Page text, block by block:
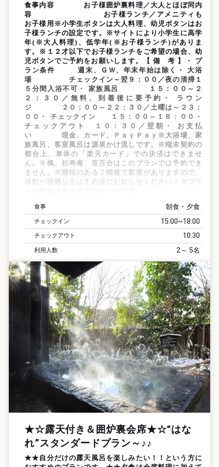
食事内容 お子様囲炉裏料理／大人とほぼ同内
容 お子様ランチ／アメニティも
お子様用※小学生ボタンは大人料理、幼児ボタンはお
子様ランチの設定です。※サイトにより小学生に高学
年(※大人料理)、低学年(※お子様ランチ)がありま
す。※１２才以下でお子様ランチをご希望の場合、幼
児ボタンでご予約をお願いします。【 備 考 】・ プ
ラン条件 週末、ＧＷ、年末年始は除く・ 大浴
場 チェックイン～翌９：００／夜の清掃１
５分間入浴不可・ 家族風呂 １５：００～２
２：３０／無料、到着後に要予約・ ラウン
ジ ２０：００～２２：３０／土曜は～２３：
００・ チェックイン １５：００～１８：００・
チェックアウト １０：３０／翌朝・ お支払
い 現金、カード、ＰａｙＰａｙ※大浴場、家
族風呂、客室風呂は源泉かけ流しです。※端末契約の
都合上、単体の「楽天カード」での決済はできませ
ん。※楓、杉寿庵、笹百合はこのプランでは予約でき
ません。※階段のある２階建て客室がありますので、
移動が困難な方は予約後にお知らせください！※プラ
食事 朝食・夕食
チェックイン 15:00 18:00
チェックアウト 10:30
利用人数 2 5
★☆露天付き＆囲炉裏会席★☆“はな
れ”スタンダードプラン～♪♪
★★自分だけの露天風呂を楽しみたい！！という方に